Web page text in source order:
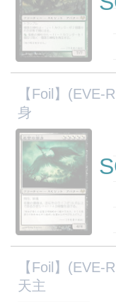
【Foil】(EVE-
身
【Foil】(EVE-
天主